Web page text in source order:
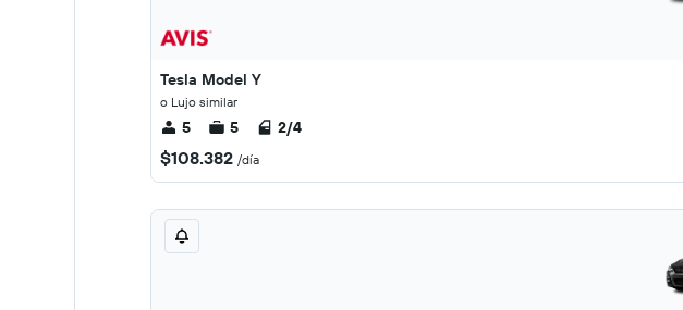
Tesla Model Y
o Lujo similar
5 5 2/4
$108.382 /día